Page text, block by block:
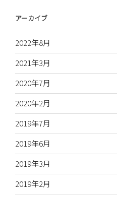
アーカイブ
2022年8月
2021年3月
2020年7月
2020年2月
2019年7月
2019年6月
2019年3月
2019年2月